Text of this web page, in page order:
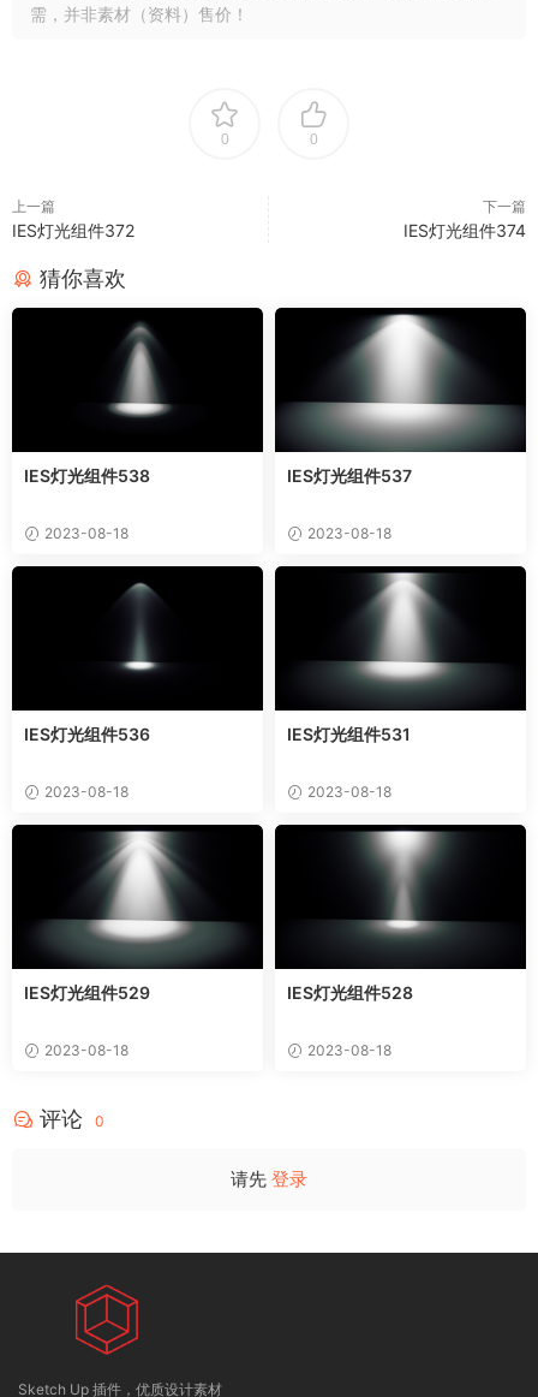
需，并非素材（资料）售价！
0 0
上一篇
IES灯光组件372
下一篇
IES灯光组件374
猜你喜欢
IES灯光组件538
2023-08-18
IES灯光组件537
2023-08-18
IES灯光组件536
2023-08-18
IES灯光组件531
2023-08-18
IES灯光组件529
2023-08-18
IES灯光组件528
2023-08-18
评论 0
请先 登录
Sketch Up 插件，优质设计素材